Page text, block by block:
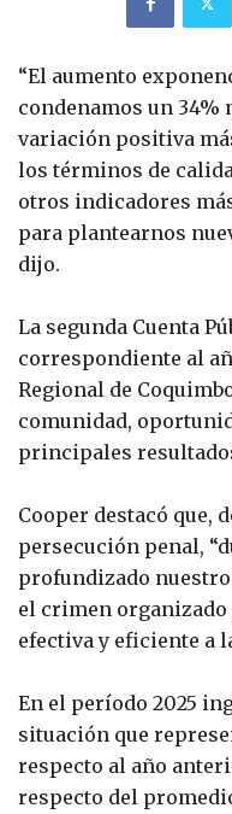
“El aumento
condenamos un 34%
variación positiva
los términos de
otros indicadores
para plantearnos
dijo.
La segunda Cuenta
correspondiente al
Regional de
comunidad,
principales
Cooper destacó que,
persecución penal,
profundizado
el crimen
efectiva y eficiente a
En el período 2025
situación que
respecto al año
respecto del